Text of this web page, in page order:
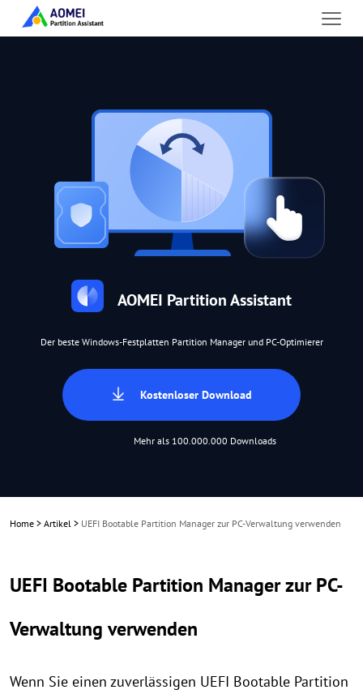
AOMEI Partition Assistant
Der beste Windows-Festplatten Partition Manager und PC-Optimierer
Kostenloser Download
Mehr als 100.000.000 Downloads
Home > Artikel > UEFI Bootable Partition Manager zur PC-Verwaltung verwenden
UEFI Bootable Partition Manager zur PC-
Verwaltung verwenden
Wenn Sie einen zuverlässigen UEFI Bootable Partition